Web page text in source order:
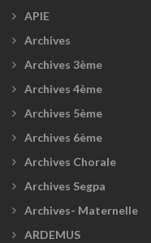
APIE
Archives
Archives 3ème
Archives 4ème
Archives 5ème
Archives 6ème
Archives Chorale
Archives Segpa
Archives- Maternelle
ARDEMUS